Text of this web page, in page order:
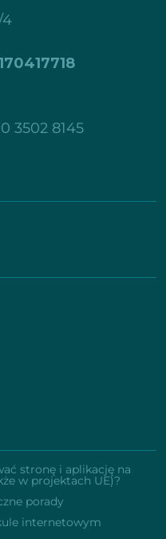
4
3502 8145
stronę i aplikację na
w projektach UE)?
porady
internetowym